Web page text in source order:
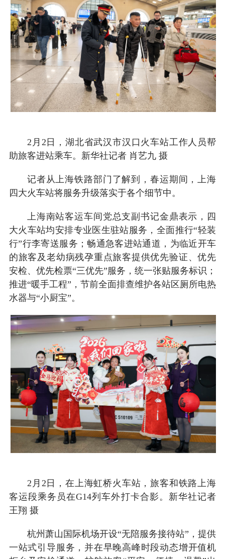
2月2日，湖北省武汉市汉口火车站工作人员帮
助旅客进站乘车。新华社记者 肖艺九 摄
记者从上海铁路部门了解到，春运期间，上海
四大火车站将服务升级落实于各个细节中。
上海南站客运车间党总支副书记金鼎表示，四
大火车站均安排专业医生驻站服务，全面推行“轻装
行”行李寄送服务；畅通急客进站通道，为临近开车
的旅客及老幼病残孕重点旅客提供优先验证、优先
安检、优先检票“三优先”服务，统一张贴服务标识；
推进“暖手工程”，节前全面排查维护各站区厕所电热
水器与“小厨宝”。
2月2日，在上海虹桥火车站，旅客和铁路上海
客运段乘务员在G14列车外打卡合影。新华社记者
王翔 摄
杭州萧山国际机场开设“无陪服务接待站”，提供
一站式引导服务，并在早晚高峰时段动态增开值机